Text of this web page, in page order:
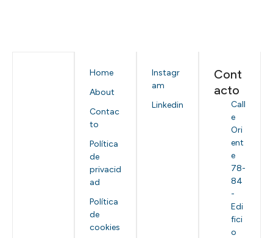
Home
About
Contac
to
Política
de
privacid
ad
Política
de
cookies
Instagr
am
Linkedin
Cont
acto
Call
e
Ori
ent
e
78-
84
-
Edi
fici
o